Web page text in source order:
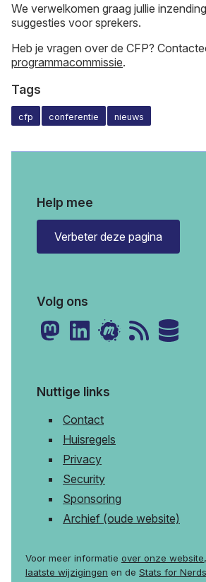
We verwelkomen graag jullie
suggesties voor sprekers.
Heb je vragen over de CFP?
programmacommissie.
Tags
cfp conferentie nieuws
Help mee
Verbeter deze pagina
Volg ons
Nuttige links
Contact
Huisregels
Privacy
Security
Sponsoring
Archief (oude website)
Voor meer informatie over onze website
laatste wijzigingen en de Stats for Nerds